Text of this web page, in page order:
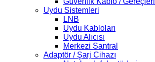
Uydu Sistemleri
LNB
Uydu Kabloları
Uydu Alıcısı
Merkezi Santral
Adaptör / Şarj Cihazı